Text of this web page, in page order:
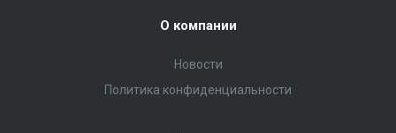
О компании
Новости
Политика конфиденциальности